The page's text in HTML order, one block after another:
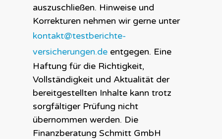
auszuschließen. Hinweise und
Korrekturen nehmen wir gerne unter
kontakt@testberichte-
versicherungen.de entgegen. Eine
Haftung für die Richtigkeit,
Vollständigkeit und Aktualität der
bereitgestellten Inhalte kann trotz
sorgfältiger Prüfung nicht
übernommen werden. Die
Finanzberatung Schmitt GmbH